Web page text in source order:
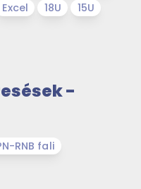
Excel 18U
15U
-
RNB fali